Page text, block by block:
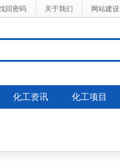
回密码 关于我们 网站建设
化工资讯 化工项目